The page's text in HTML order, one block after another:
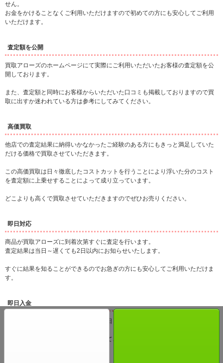
せん。
お金をかけることなくご利用いただけますので初めての方にも安心してご利用
いただけます。
査定額を公開
買取アローズのホームページにて実際にご利用いただいたお客様の査定額を公
開しております。
また、査定額と同時にお客様からいただいた口コミも掲載しておりますので買
取に出すか迷われている方は参考にしてみてください。
高価買取
他店での査定結果に納得いかなかったご経験のある方にもきっと満足していた
だける価格で買取させていただきます。
この高価買取は日々徹底したコストカットを行うことにより浮いた分のコスト
を査定額に上乗せすることによって成り立っています。
どこよりも高くで買取させていただきますのでぜひお売りください。
即日対応
商品が買取アローズに到着次第すぐに査定を行います。
査定結果は当日～遅くても2日以内にお知らせいたします。
すぐに結果を知ることができるのでお急ぎの方にも安心してご利用いただけま
す。
即日入金
査定結果にご納得いただけましたら当日～24時間以内にご指定いただいた口座
急いで換金したいという方にも安心してご利用いただけます。